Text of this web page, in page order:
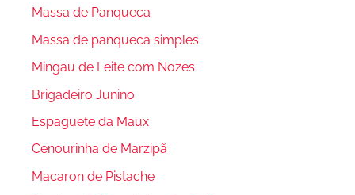
Massa de Panqueca
Massa de panqueca simples
Mingau de Leite com Nozes
Brigadeiro Junino
Espaguete da Maux
Cenourinha de Marzipã
Macaron de Pistache